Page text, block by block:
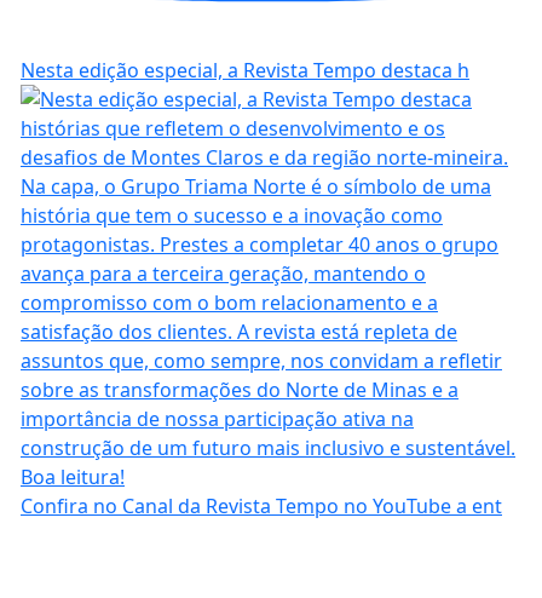
Nesta edição especial, a Revista Tempo destaca h
Confira no Canal da Revista Tempo no YouTube a ent